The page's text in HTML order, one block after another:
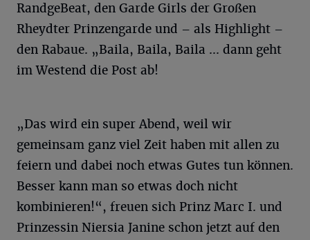
RandgeBeat, den Garde Girls der Großen
Rheydter Prinzengarde und – als Highlight –
den Rabaue. „Baila, Baila, Baila ... dann geht
im Westend die Post ab!
„Das wird ein super Abend, weil wir
gemeinsam ganz viel Zeit haben mit allen zu
feiern und dabei noch etwas Gutes tun können.
Besser kann man so etwas doch nicht
kombinieren!“, freuen sich Prinz Marc I. und
Prinzessin Niersia Janine schon jetzt auf den